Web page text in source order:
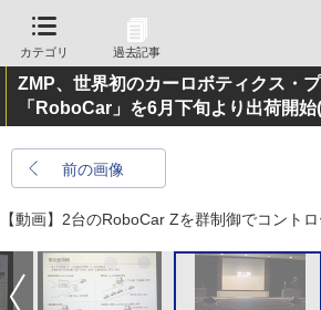
カテゴリ 過去記事
ZMP、世界初のカーロボティクス・
「RoboCar」を6月下旬より出荷開始
前の画像
【動画】2台のRoboCar Zを群制御でコント